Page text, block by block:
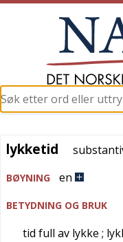
lykketid
lykketid
BØYNING en
BETYDNING OG BRUK
tid full av lykke ;